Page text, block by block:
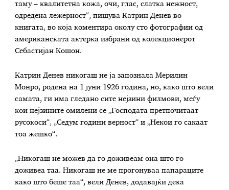
таму – квалитетна кожа, очи, глас, слатка нежност,
одредена лежерност“, пишува Катрин Денев во
книгата, во која коментира околу сто фотографии од
американската актерка избрани од колекционерот
Себастијан Кошон.
Катрин Денев никогаш не ја запознала Мерилин
Монро, родена на 1 јуни 1926 година, но, како што вели
самата, ги има гледано сите нејзини филмови, меѓу
кои нејзините омилени се „Господата претпочитаат
русокоси“, „Седум години верност“ и „Некои го сакаат
тоа жешко“.
„Никогаш не можев да го доживеам она што го
доживеа таа. Никогаш не ме прогонуваа папараците
како што беше таа“, вели Денев, додавајќи дека